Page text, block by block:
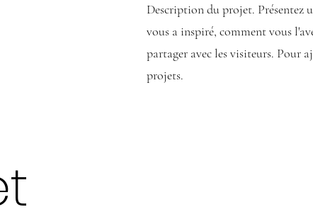
Description du projet. Présentez
vous a inspiré, comment vous
partager avec les visiteurs. Pour
projets.